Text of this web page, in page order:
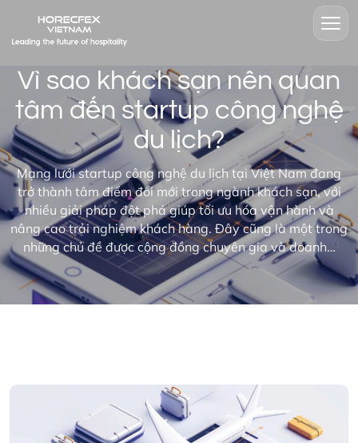
Vì sao khách sạn nên quan
tâm đến startup công nghệ
du lịch?
Mạng lưới startup công nghệ du lịch tại Việt Nam đang
trở thành tâm điểm đổi mới trong ngành khách sạn, với
nhiều giải pháp đột phá giúp tối ưu hóa vận hành và
nâng cao trải nghiệm khách hàng. Đây cũng là một trong
những chủ đề được cộng đồng chuyên gia và doanh…